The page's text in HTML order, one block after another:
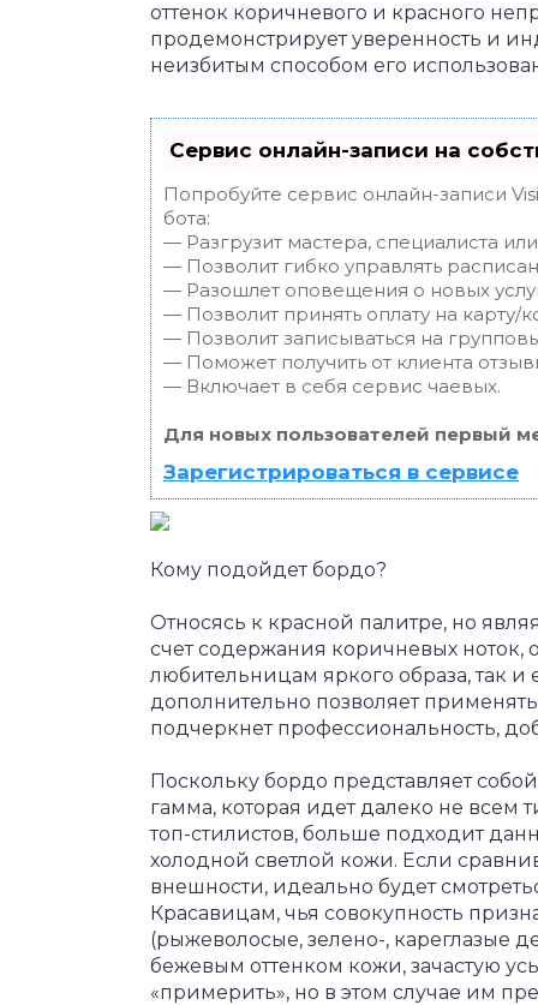
оттенок коричневого и красного
продемонстрирует уверенность и
неизбитым способом его
Сервис онлайн-записи на
Попробуйте сервис онлайн-записи
бота:
— Разгрузит мастера, специалиста
— Позволит гибко управлять
— Разошлет оповещения о новых
— Позволит принять оплату на карту/
— Позволит записываться на
— Поможет получить от клиента
— Включает в себя сервис чаевых.
Для новых пользователей первый
Зарегистрироваться в сервисе
Кому подойдет бордо?
Относясь к красной палитре, но
счет содержания коричневых
любительницам яркого образа, так и
дополнительно позволяет
подчеркнет профессиональность,
Поскольку бордо представляет
гамма, которая идет далеко не
топ-стилистов, больше подходит
холодной светлой кожи. Если
внешности, идеально будет
Красавицам, чья совокупность
(рыжеволосые, зелено-, кареглазые
бежевым оттенком кожи, зачастую
«примерить», но в этом случае им